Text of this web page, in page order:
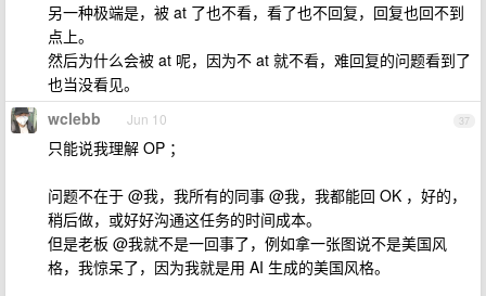
另一种极端是，被 at 了也不看，看了也不回复，回复也回不到
点上。
然后为什么会被 at 呢，因为不 at 就不看，难回复的问题看到了
也当没看见。
37
wclebb Jun 10
只能说我理解 OP ；
问题不在于 @我，我所有的同事 @我，我都能回 OK ，好的，
稍后做，或好好沟通这任务的时间成本。
但是老板 @我就不是一回事了，例如拿一张图说不是美国风
格，我惊呆了，因为我就是用 AI 生成的美国风格。